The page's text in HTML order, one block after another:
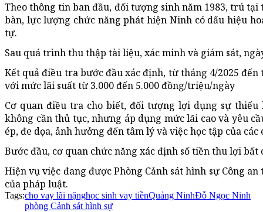
Theo thông tin ban đầu, đối tượng sinh năm 1983, trú
bàn, lực lượng chức năng phát hiện Ninh có dấu hiệu
tự.
Sau quá trình thu thập tài liệu, xác minh và giám sát,
Kết quả điều tra bước đầu xác định, từ tháng 4/2025
với mức lãi suất từ 3.000 đến 5.000 đồng/triệu/ngày
Cơ quan điều tra cho biết, đối tượng lợi dụng sự thiếu
không cần thủ tục, nhưng áp dụng mức lãi cao và yêu
ép, đe dọa, ảnh hưởng đến tâm lý và việc học tập của các
Bước đầu, cơ quan chức năng xác định số tiền thu lợi
Hiện vụ việc đang được Phòng Cảnh sát hình sự Công
của pháp luật.
Tags:cho vay lãi nặnghọc sinh vay tiềnQuảng NinhĐỗ Ngọc Ninh
phòng Cảnh sát hình sự